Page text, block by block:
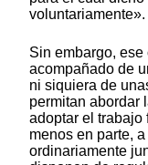
voluntariamente».
Sin embargo,
acompañado de
ni siquiera de
permitan abordar
adoptar el trabajo
menos en parte,
ordinariamente